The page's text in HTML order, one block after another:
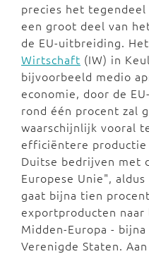
precies het
een groot deel van
de EU-uitbreiding. Het
Wirtschaft (IW) in
bijvoorbeeld medio
economie, door de
rond één procent zal
waarschijnlijk vooral
efficiëntere productie
Duitse bedrijven met
Europese Unie",
gaat bijna tien
exportproducten naar
Midden-Europa -
Verenigde Staten.